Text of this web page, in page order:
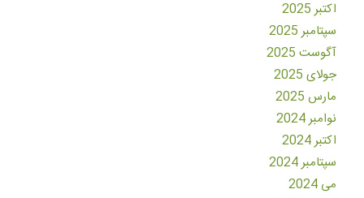
اکتبر 2025
سپتامبر 2025
آگوست 2025
جولای 2025
مارس 2025
نوامبر 2024
اکتبر 2024
سپتامبر 2024
می 2024